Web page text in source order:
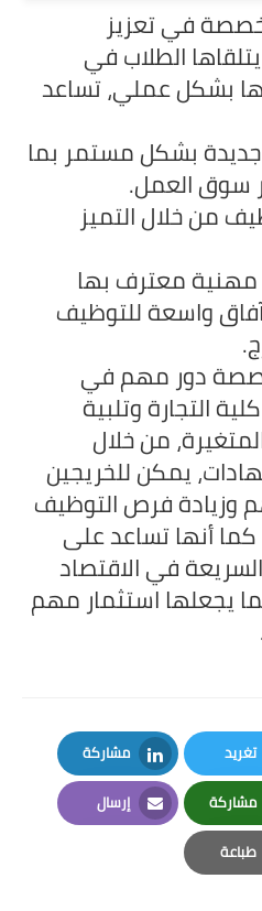
في تعزيز
الطلاب في
بشكل عملي، تساعد
بشكل مستمر بما
سوق العمل.
من خلال التميز
مهنية معترف بها
آفاق واسعة للتوظيف
دور مهم في
التجارة وتلبية
من خلال
يمكن للخريجين
وزيادة فرص التوظيف
أنها تساعد على
في الاقتصاد
يجعلها استثمار مهم
تغريد
Twitter
مشاركة
LinkedIn
مشاركة
Whatsapp
إرسال
Email
طباعة
Print